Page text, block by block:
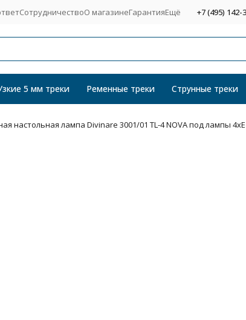
СотрудничествоО магазинеГарантияЕщё +7 (495) 142-
5 мм треки Ременные треки Струнные треки
настольная лампа Divinare 3001/01 TL-4 NOVA под лампы